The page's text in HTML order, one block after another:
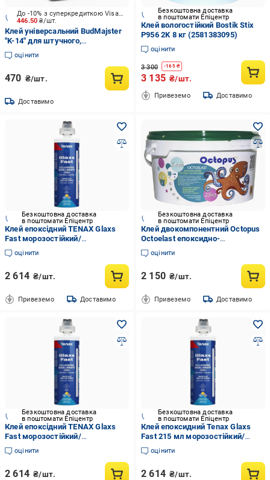
446.50₴/шт.
До -10% з суперкредиткою Visa Вигода
Клей універсальний BudMajster
"K-14" для штучного,
натурального каменю та теплої
підлоги 25 кг
оцінити
470 ₴/шт.
Доставимо
Безкоштовна доставка
в поштомати Епіцентр
Клей вологостійкий Bostik Stix
P956 2K 8 кг (2581383095)
оцінити
3 300 -165₴
3 135 ₴/шт.
Привеземо Доставимо
Безкоштовна доставка
в поштомати Епіцентр
Клей епоксідний TENAX Glaxs
Fast морозостійкий/
швидкотвердіючий/
нежовтіючий для каменю/
кварцу/кераміки 215 мл Cement
(000181-6)
оцінити
2 614 ₴/шт.
Привеземо Доставимо
Безкоштовна доставка
в поштомати Епіцентр
Клей двокомпонентний Octopus
Octoelast епоксидно-
поліуретановий 2,5 кг (004524)
оцінити
2 150 ₴/шт.
Привеземо Доставимо
Безкоштовна доставка
в поштомати Епіцентр
Клей епоксідний TENAX Glaxs
Fast морозостійкий/
швидкотвердіючий/
нежовтіючий для каменю/
кварцу/кераміки 215 мл Black
satin (000181-11)
оцінити
2 614 ₴/шт.
Безкоштовна доставка
в поштомати Епіцентр
Клей епоксидний Tenax Glaxs
Fast 215 мл морозостійкий/
швидкотвердіючий/
нежовтіючий для каменю/
кварцу/кераміки Сірий (000181-
7)
оцінити
2 614 ₴/шт.